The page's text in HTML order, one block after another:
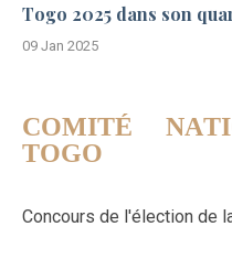
Togo 2025 dans son
09 Jan 2025
COMITÉ
TOGO
Concours de l'élection de